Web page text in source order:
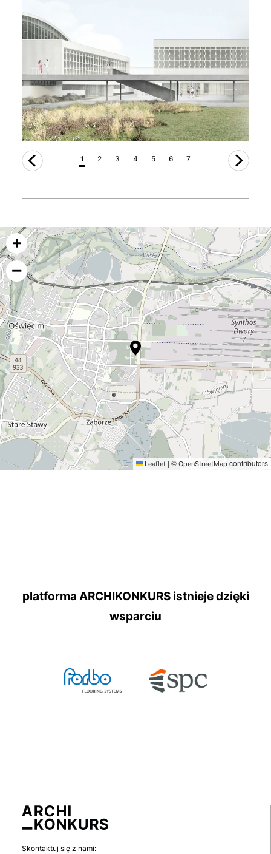
Leaflet | © OpenStreetMap contributors
1 2 3 4 5 6 7
platforma ARCHIKONKURS istnieje dzięki
wsparciu
Skontaktuj się z nami: